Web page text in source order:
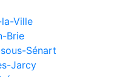
Ville
Brie
Sénart
Jarcy